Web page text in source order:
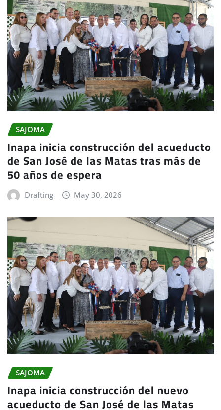
SAJOMA
Inapa inicia construcción del acueducto
de San José de las Matas tras más de
50 años de espera
Drafting May 30, 2026
SAJOMA
Inapa inicia construcción del nuevo
acueducto de San José de las Matas